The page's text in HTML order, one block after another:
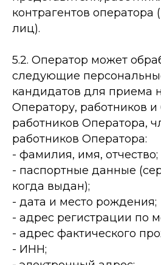
контрагентов
лиц).
5.2. Оператор может
следующие
кандидатов для приема
Оператору, работников
работников Оператора,
работников Оператора:
- фамилия, имя, отчество;
- паспортные данные
когда выдан);
- дата и место рождения;
- адрес регистрации по
- адрес фактического
- ИНН;